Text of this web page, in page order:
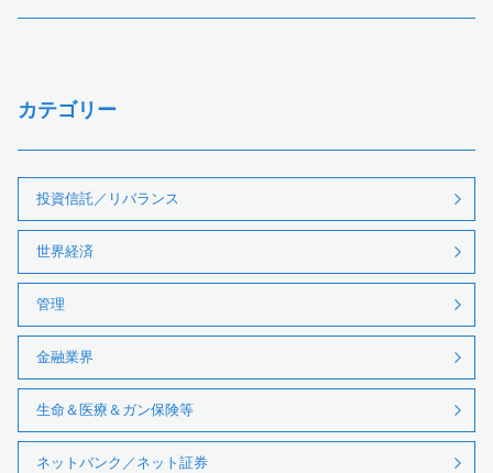
カテゴリー
投資信託／リバランス
世界経済
管理
金融業界
生命＆医療＆ガン保険等
ネットバンク／ネット証券